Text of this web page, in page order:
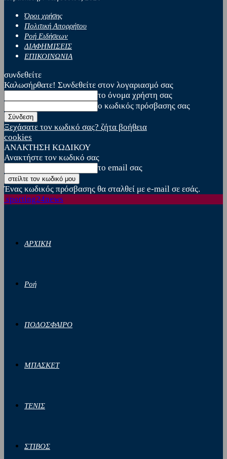
Όροι χρήσης
Πολιτική Απορρήτου
Ροή Ειδήσεων
ΔΙΑΦΗΜΙΣΕΙΣ
ΕΠΙΚΟΙΝΩΝΙΑ
συνδεθείτε
Καλωσήρθατε! Συνδεθείτε στον λογαριασμό σας
το όνομα χρήστη σας
ο κωδικός πρόσβασης σας
Ξεχάσατε τον κωδικό σας? ζήτα βοήθεια
cookies
ΑΝΑΚΤΗΣΗ ΚΩΔΙΚΟΥ
Ανακτήστε τον κωδικό σας
το email σας
Ένας κωδικός πρόσβασης θα σταλθεί με e-mail σε εσάς.
sporting24news
ΑΡΧΙΚΗ
Ροή
ΠΟΔΟΣΦΑΙΡΟ
ΜΠΑΣΚΕΤ
ΤΕΝΙΣ
ΣΤΙΒΟΣ